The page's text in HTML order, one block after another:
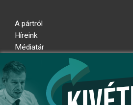
A pártról
Híreink
Médiatár
Adatkezelési nyilatkozat
Átláthatósági nyilatkozat
Ugrás az oldal tetejére